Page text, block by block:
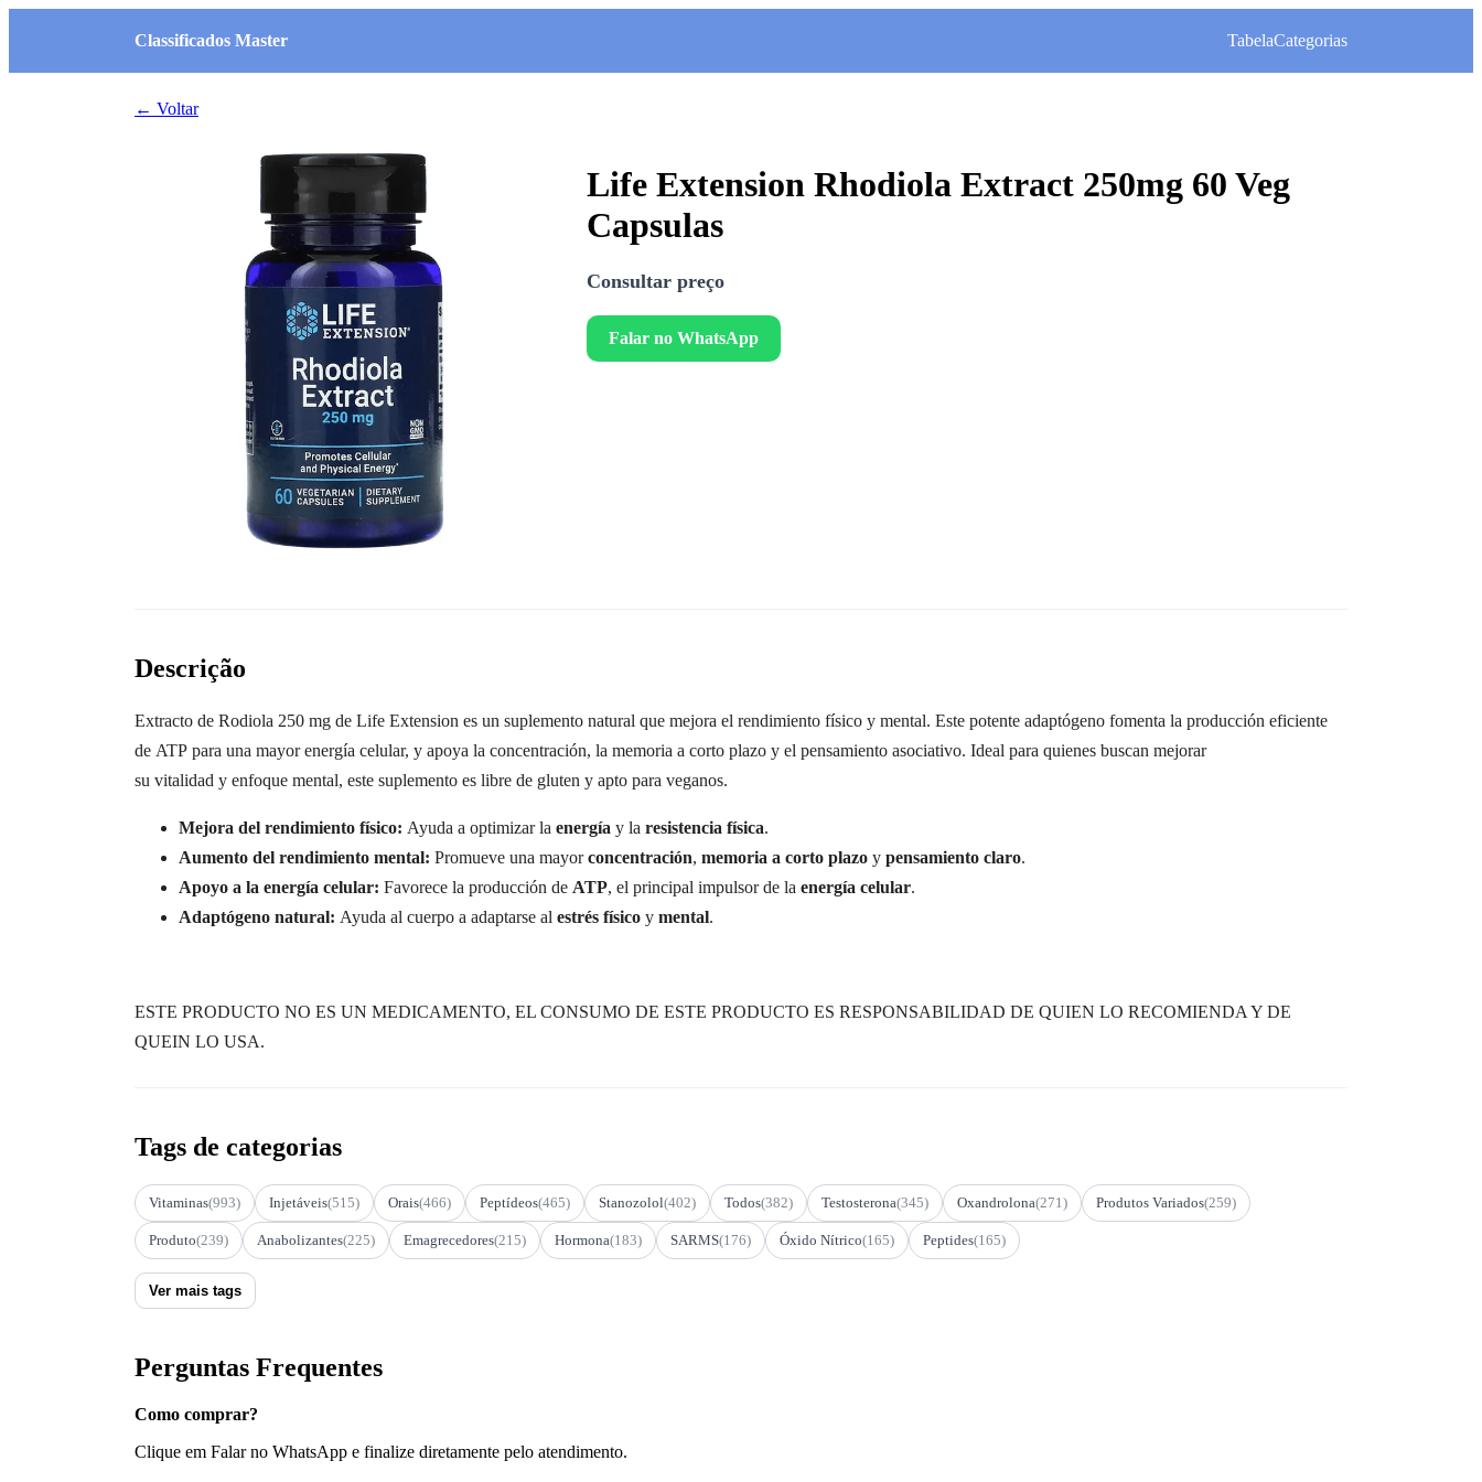
Classificados Master TabelaCategorias
← Voltar
Life Extension Rhodiola Extract 250mg 60 Veg
Capsulas
Consultar preço
Falar no WhatsApp
Descrição
Extracto de Rodiola 250 mg de Life Extension es un suplemento natural que mejora el rendimiento físico y mental. Este potente adaptógeno fomenta la producción eficiente
de ATP para una mayor energía celular, y apoya la concentración, la memoria a corto plazo y el pensamiento asociativo. Ideal para quienes buscan mejorar
su vitalidad y enfoque mental, este suplemento es libre de gluten y apto para veganos.
Mejora del rendimiento físico: Ayuda a optimizar la energía y la resistencia física.
Aumento del rendimiento mental: Promueve una mayorconcentración, memoria a corto plazo y pensamiento claro.
Apoyo a la energía celular: Favorece la producción de ATP, el principal impulsor de la energía celular.
Adaptógeno natural: Ayuda al cuerpo a adaptarse al estrés físico y mental.
ESTE PRODUCTO NO ES UN MEDICAMENTO, EL CONSUMO DE ESTE PRODUCTO ES RESPONSABILIDAD DE QUIEN LO RECOMIENDA Y DE
QUEIN LO USA.
Tags de categorias
Vitaminas(993) Injetáveis(515) Orais(466) Peptídeos(465) Stanozolol(402) Todos(382) Testosterona(345) Oxandrolona(271) Produtos Variados(259)
Produto(239) Anabolizantes(225) Emagrecedores(215) Hormona(183) SARMS(176) Óxido Nítrico(165) Peptides(165)
Ver mais tags
Perguntas Frequentes
Como comprar?
Clique em Falar no WhatsApp e finalize diretamente pelo atendimento.